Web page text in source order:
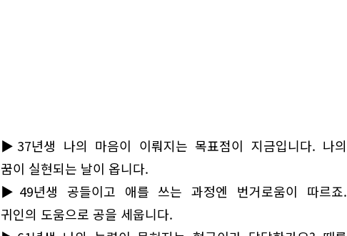
▶37년생 나의 마음이 이뤄지는 목표점이 지금입니다. 나의
꿈이 실현되는 날이 옵니다.
▶49년생 공들이고 애를 쓰는 과정엔 번거로움이 따르죠.
귀인의 도움으로 공을 세웁니다.